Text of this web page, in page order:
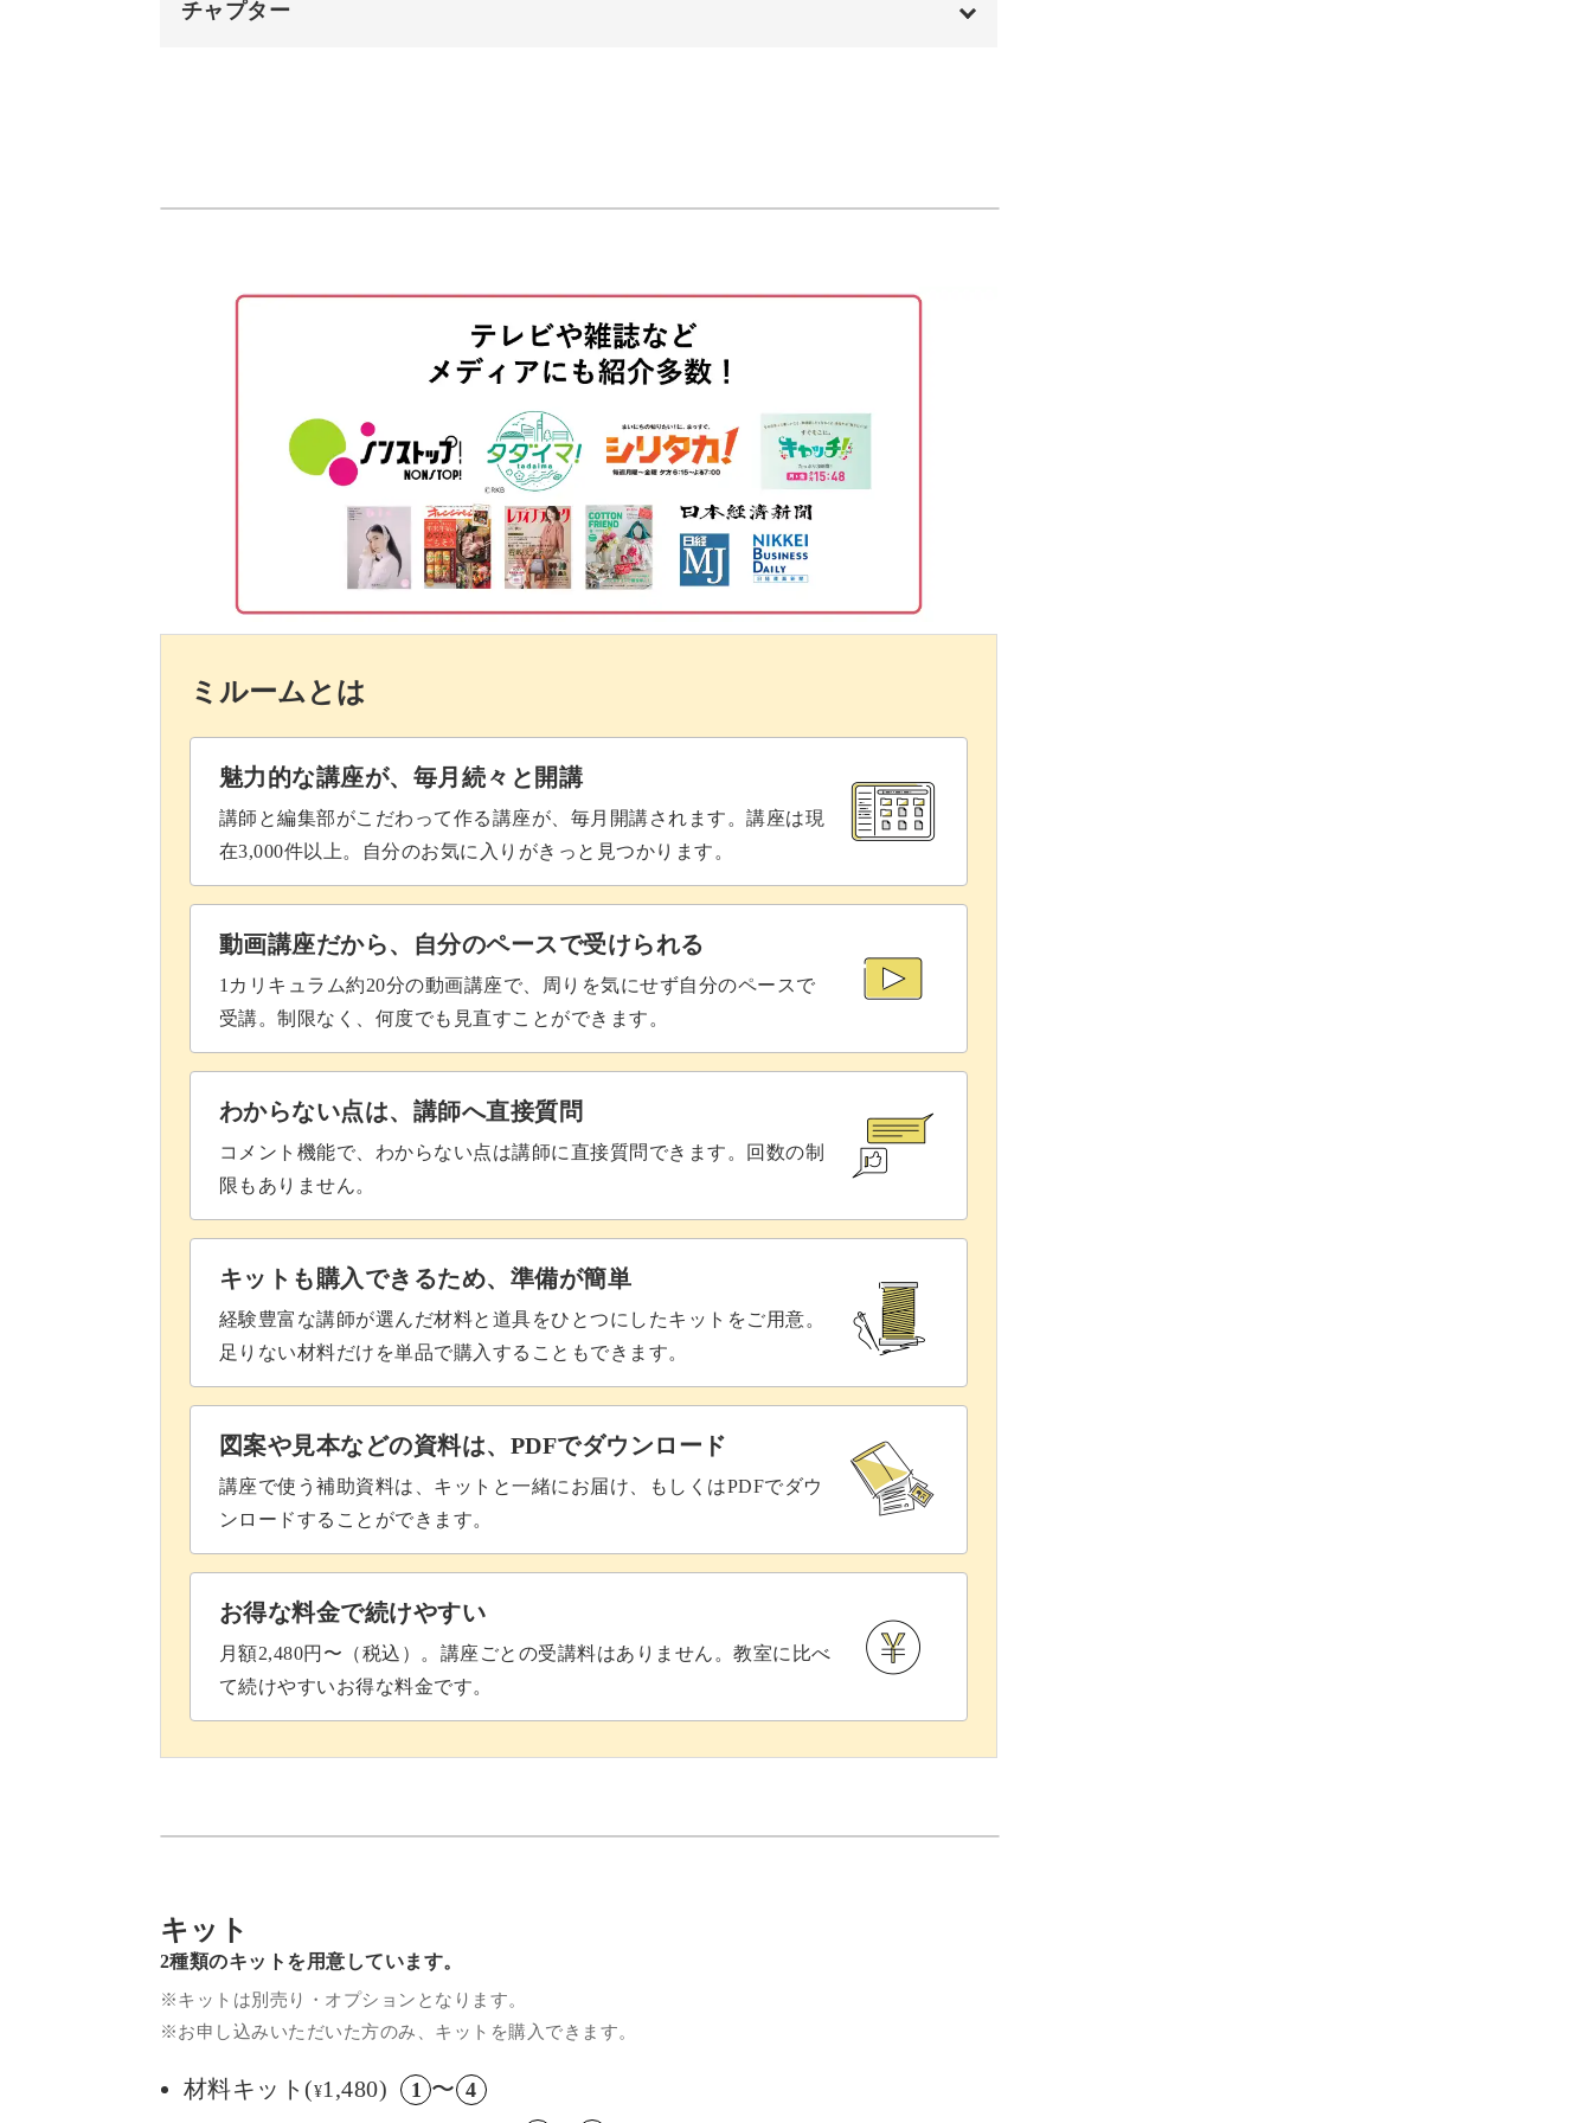
短時間で編める初心者向けアイテム
基本のくさり編みや細編みなど、いろんな技術を学べるこのルームシューズ。
たくさん知識を得ながらも、小さい作品なので短時間で完成できるのが魅力です◎
ご安心ください。
「手編みははじめてだけど、いろんな編み方を知りたい」という方にもぴったりな内容
また、ルームシューズは2つで1セット。
1つ目で学習したことが2つ目を作るときに復習できるので、だんだん上達するのが実感
できますよ♪
仕上げのポンポンでかわいさアップ！
シンプルなルームシューズですが、最後にポンポンをつけることで素敵なアクセント
ポンポンをつけたルームシューズは、ドールの足元をいっそう可愛くしてくれることま
ちがいなし！
履かせるのはもちろん、置いておくだけでも素敵なインテリアになりますよ◎
かぎ針編みの基礎を学びながら、かわいいドール用ルームシューズを作ってみません
レッスンでお待ちしています！
チャプター
糸始末をする
つま先にポンポンの飾りをつける
ミルームとは
魅力的な講座が、毎月続々と開講
講師と編集部がこだわって作る講座が、毎月開講されます。講座は現
在3,000件以上。自分のお気に入りがきっと見つかります。
動画講座だから、自分のペースで受けられる
1カリキュラム約20分の動画講座で、周りを気にせず自分のペースで
受講。制限なく、何度でも見直すことができます。
わからない点は、講師へ直接質問
コメント機能で、わからない点は講師に直接質問できます。回数の制
限もありません。
キットも購入できるため、準備が簡単
経験豊富な講師が選んだ材料と道具をひとつにしたキットをご用意。
足りない材料だけを単品で購入することもできます。
図案や見本などの資料は、PDFでダウンロード
講座で使う補助資料は、キットと一緒にお届け、もしくはPDFでダウ
ンロードすることができます。
お得な料金で続けやすい
月額2,480円〜（税込）。講座ごとの受講料はありません。教室に比べ
て続けやすいお得な料金です。
キット
2種類のキットを用意しています。
※キットは別売り・オプションとなります。
※お申し込みいただいた方のみ、キットを購入できます。
材料キット(¥1,480) 1 〜 4